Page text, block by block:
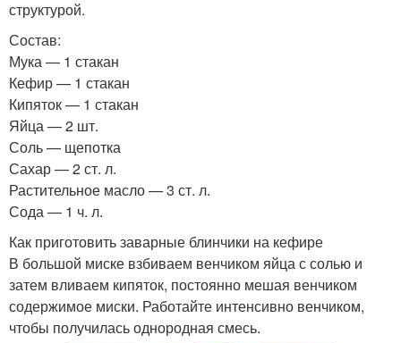
структурой.
Состав:
Мука — 1 стакан
Кефир — 1 стакан
Кипяток — 1 стакан
Яйца — 2 шт.
Соль — щепотка
Сахар — 2 ст. л.
Растительное масло — 3 ст. л.
Сода — 1 ч. л.
Как приготовить заварные блинчики на кефире
В большой миске взбиваем венчиком яйца с солью и
затем вливаем кипяток, постоянно мешая венчиком
содержимое миски. Работайте интенсивно венчиком,
чтобы получилась однородная смесь.